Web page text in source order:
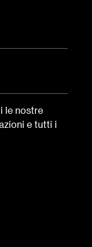
le nostre
e tutti i